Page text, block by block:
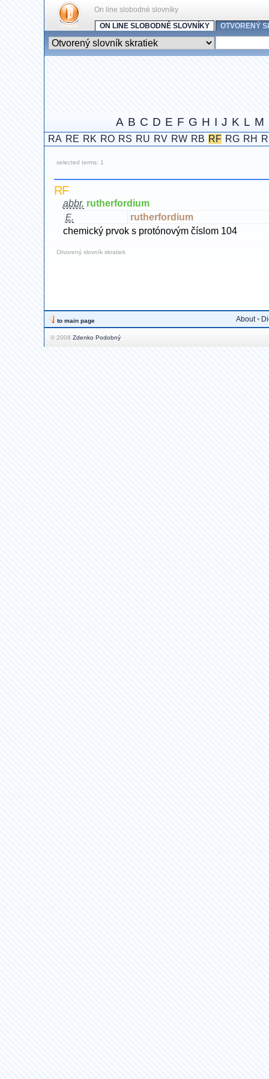
On line slobodné slovníky
ON LINE SLOBODNÉ SLOVNÍKY
OTVORENÝ
A B C D E F G H I J K L M
RA RE RK RO RS RU RV RW RB RF RG RH
selected terms: 1
RF
abbr. rutherfordium
E.
rutherfordium
chemický prvok s protónovým číslom 104
Otvorený slovník skratiek
to main page About•
© 2008 Zdenko Podobný